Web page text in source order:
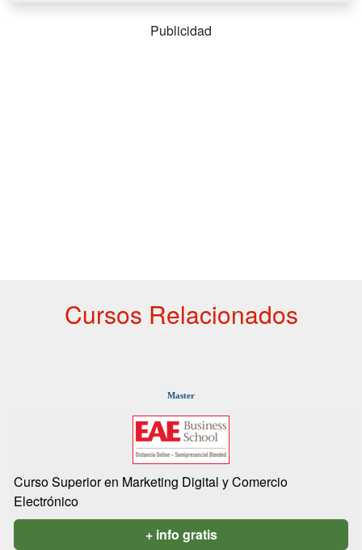
Publicidad
Cursos Relacionados
Master
Curso Superior en Marketing Digital y Comercio
Electrónico
+ info gratis